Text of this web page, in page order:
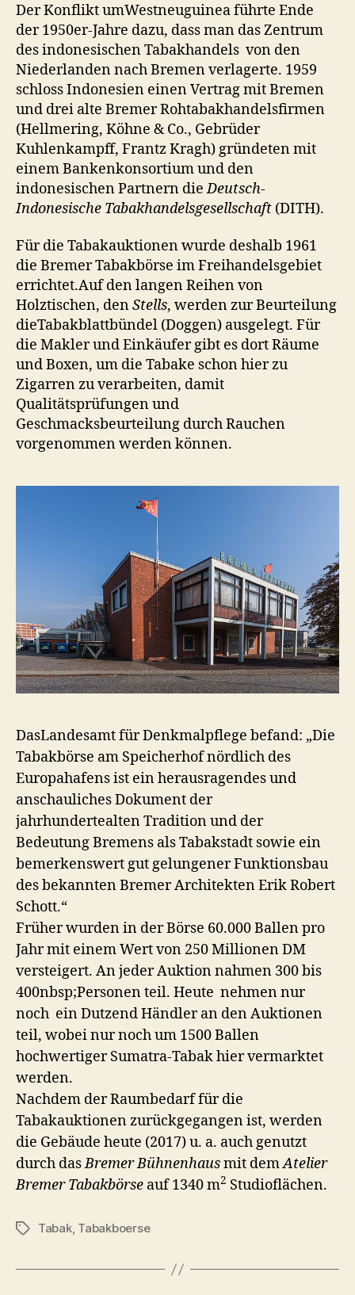
Der Konflikt umWestneuguinea führte Ende
der 1950er-Jahre dazu, dass man das Zentrum
des indonesischen Tabakhandels von den
Niederlanden nach Bremen verlagerte. 1959
schloss Indonesien einen Vertrag mit Bremen
und drei alte Bremer Rohtabakhandelsfirmen
(Hellmering, Köhne & Co., Gebrüder
Kuhlenkampff, Frantz Kragh) gründeten mit
einem Bankenkonsortium und den
indonesischen Partnern dieDeutsch-
Indonesische Tabakhandelsgesellschaft (DITH).
Für die Tabakauktionen wurde deshalb 1961
die Bremer Tabakbörse im Freihandelsgebiet
errichtet.Auf den langen Reihen von
Holztischen, denStells, werden zur Beurteilung
dieTabakblattbündel (Doggen) ausgelegt. Für
die Makler und Einkäufer gibt es dort Räume
und Boxen, um die Tabake schon hier zu
Zigarren zu verarbeiten, damit
Qualitätsprüfungen und
Geschmacksbeurteilung durch Rauchen
vorgenommen werden können.
DasLandesamt für Denkmalpflege befand: „Die
Tabakbörse am Speicherhof nördlich des
Europahafens ist ein herausragendes und
anschauliches Dokument der
jahrhundertealten Tradition und der
Bedeutung Bremens als Tabakstadt sowie ein
bemerkenswert gut gelungener Funktionsbau
des bekannten Bremer Architekten Erik Robert
Schott.“
Früher wurden in der Börse 60.000 Ballen pro
Jahr mit einem Wert von 250 Millionen DM
versteigert. An jeder Auktion nahmen 300 bis
400nbsp;Personen teil. Heute nehmen nur
noch ein Dutzend Händler an den Auktionen
teil, wobei nur noch um 1500 Ballen
hochwertiger Sumatra-Tabak hier vermarktet
werden.
Nachdem der Raumbedarf für die
Tabakauktionen zurückgegangen ist, werden
die Gebäude heute (2017) u. a. auch genutzt
durch dasBremer Bühnenhausmit demAtelier
Bremer Tabakbörse auf 1340 m2 Studioflächen.
Schlagwörter
Tabak, Tabakboerse